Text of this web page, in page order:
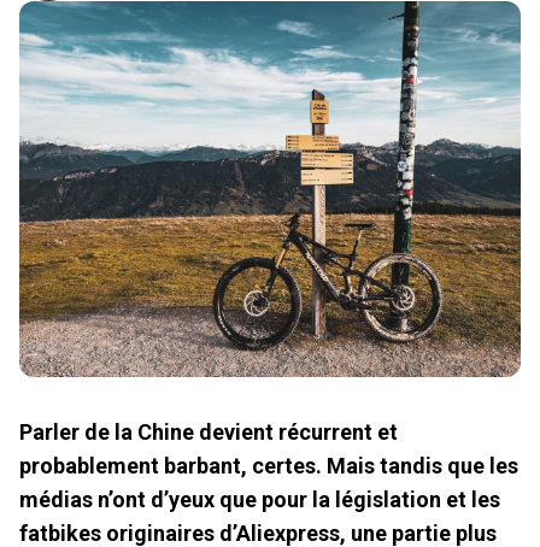
Parler de la Chine devient récurrent et
probablement barbant, certes. Mais tandis que les
médias n’ont d’yeux que pour la législation et les
fatbikes originaires d’Aliexpress, une partie plus